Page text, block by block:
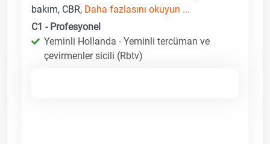
bakım, CBR, Daha fazlasını okuyun ...
C1 - Profesyonel
Yeminli Hollanda - Yeminli tercüman ve
çevirmenler sicili (Rbtv)